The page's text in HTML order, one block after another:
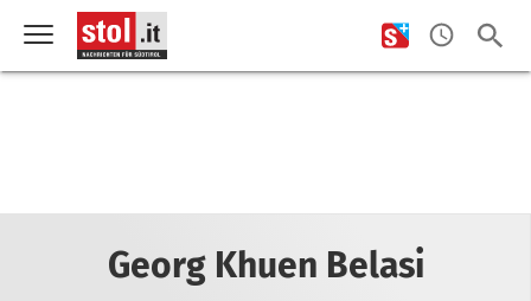
Georg Khuen Belasi